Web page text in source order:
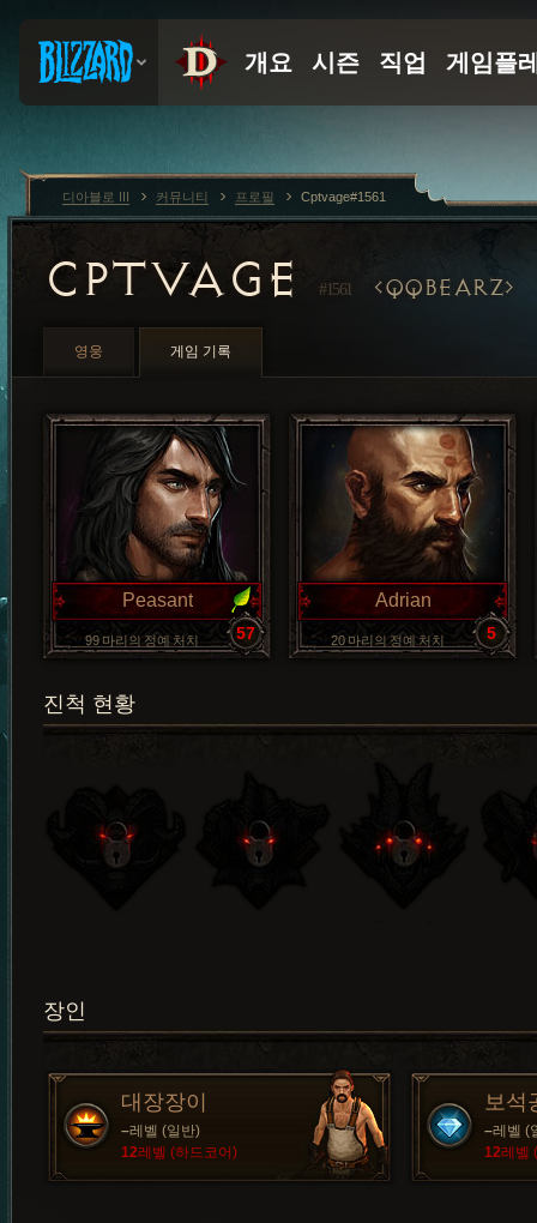
CPTVAGE #1561 QQBEARZ
영웅 게임 기록
Peasant
99 마리의 정예 처치 57
Adrian
20 마리의 정예 처치 5
진척 현황
장인
대장장이
–레벨 (일반)
12레벨 (하드코어)
보석
–레벨 (
12레벨
디아블로 III 커뮤니티 프로필 Cptvage#1561